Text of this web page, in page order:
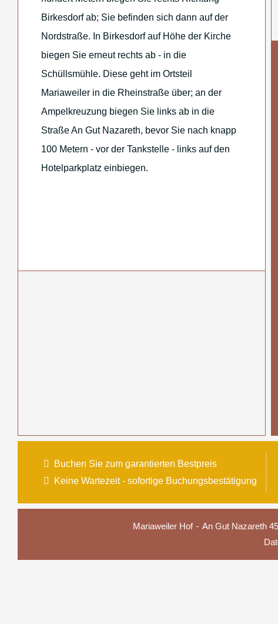
Birkesdorf ab; Sie befinden sich dann auf der
Nordstraße. In Birkesdorf auf Höhe der Kirche
biegen Sie erneut rechts ab - in die
Schüllsmühle. Diese geht im Ortsteil
Mariaweiler in die Rheinstraße über; an der
Ampelkreuzung biegen Sie links ab in die
Straße An Gut Nazareth, bevor Sie nach knapp
100 Metern - vor der Tankstelle - links auf den
Hotelparkplatz einbiegen.
Buchen Sie zum garantierten Bestpreis
Keine Wartezeit - sofortige Buchungsbestätigung
Mariaweiler Hof An Gut Nazareth 45